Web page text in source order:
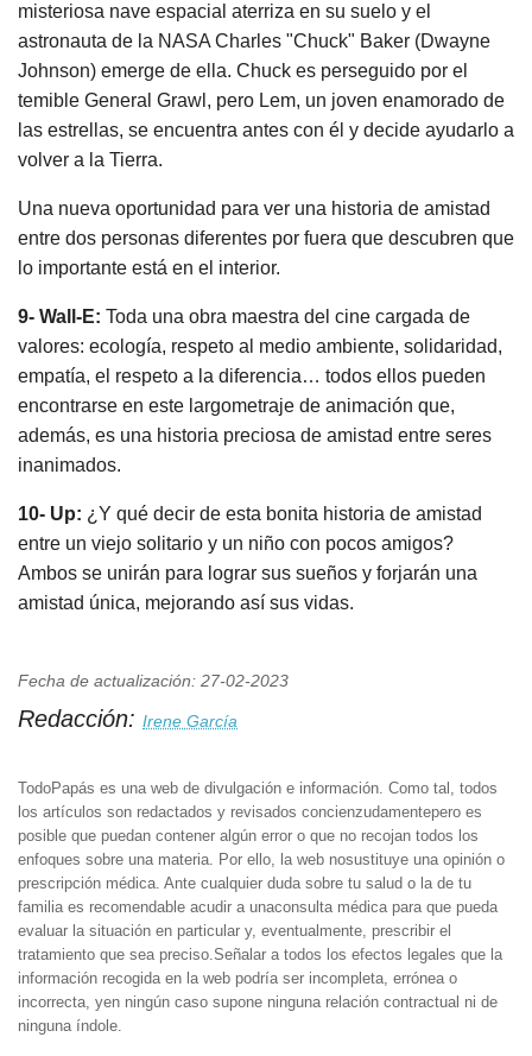
misteriosa nave espacial aterriza en su suelo y el
astronauta de la NASA Charles "Chuck" Baker (Dwayne
Johnson) emerge de ella. Chuck es perseguido por el
temible General Grawl, pero Lem, un joven enamorado de
las estrellas, se encuentra antes con él y decide ayudarlo a
volver a la Tierra.
Una nueva oportunidad para ver una historia de amistad
entre dos personas diferentes por fuera que descubren que
lo importante está en el interior.
9- Wall-E: Toda una obra maestra del cine cargada de
valores: ecología, respeto al medio ambiente, solidaridad,
empatía, el respeto a la diferencia… todos ellos pueden
encontrarse en este largometraje de animación que,
además, es una historia preciosa de amistad entre seres
inanimados.
10- Up: ¿Y qué decir de esta bonita historia de amistad
entre un viejo solitario y un niño con pocos amigos?
Ambos se unirán para lograr sus sueños y forjarán una
amistad única, mejorando así sus vidas.
Fecha de actualización: 27-02-2023
Redacción: Irene García
TodoPapás es una web de divulgación e información. Como tal, todos
los artículos son redactados y revisados concienzudamentepero es
posible que puedan contener algún error o que no recojan todos los
enfoques sobre una materia. Por ello, la web nosustituye una opinión o
prescripción médica. Ante cualquier duda sobre tu salud o la de tu
familia es recomendable acudir a unaconsulta médica para que pueda
evaluar la situación en particular y, eventualmente, prescribir el
tratamiento que sea preciso.Señalar a todos los efectos legales que la
información recogida en la web podría ser incompleta, errónea o
incorrecta, yen ningún caso supone ninguna relación contractual ni de
ninguna índole.